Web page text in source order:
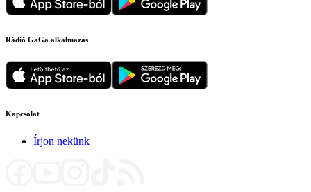
Rádió GaGa alkalmazás
Kapcsolat
Írjon nekünk